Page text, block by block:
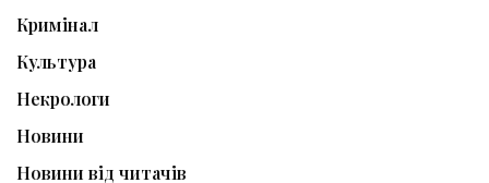
Кримінал
Культура
Некрологи
Новини
Новини від читачів